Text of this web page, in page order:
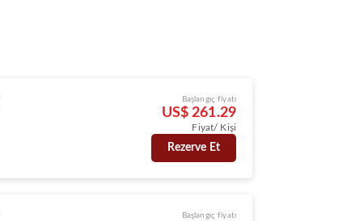
Başlangıç fiyatı
US$ 261.29
Fiyat/ Kişi
Rezerve Et
Başlangıç fiyatı